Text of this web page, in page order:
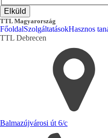
TTL Magyarország
FőoldalSzolgáltatásokHasznos
TTL Debrecen
Balmazújvárosi út 6/c